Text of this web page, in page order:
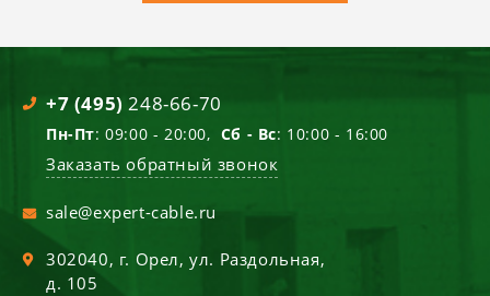
+7 (495) 248-66-70
Пн-Пт: 09:00 - 20:00, Сб - Вс: 10:00 - 16:00
Заказать обратный звонок
sale@expert-cable.ru
302040, г. Орел,ул. Раздольная,
д. 105